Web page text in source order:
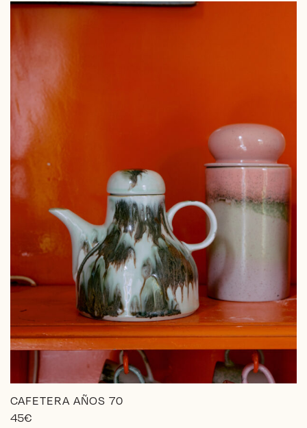
CAFETERA AÑOS 70
45€